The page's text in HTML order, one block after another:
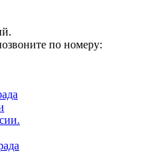
по номеру: